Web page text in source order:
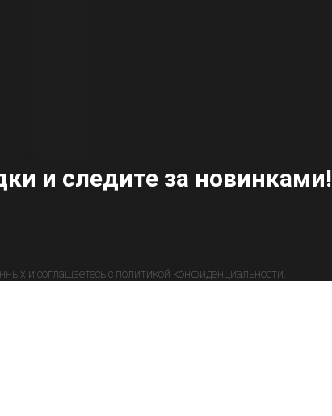
и следите за новинками!
и соглашаетесь c политикой конфиденциальности.